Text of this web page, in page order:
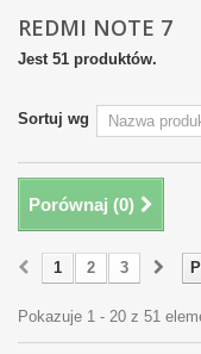
REDMI NOTE 7
Jest 51 produktów.
Sortuj wg
Porównaj (0)
1 2 3
Pokazuje 1 - 20 z 51